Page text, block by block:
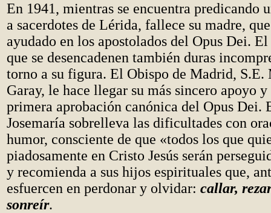
En 1941, mientras se encuentra predicando
a sacerdotes de Lérida, fallece su madre,
ayudado en los apostolados del Opus Dei.
que se desencadenen también duras
torno a su figura. El Obispo de Madrid, S.E.
Garay, le hace llegar su más sincero apoyo
primera aprobación canónica del Opus Dei.
Josemaría sobrelleva las dificultades con
humor, consciente de que «todos los que
piadosamente en Cristo Jesús serán
y recomienda a sus hijos espirituales que,
esfuercen en perdonar y olvidar: callar,
sonreír.